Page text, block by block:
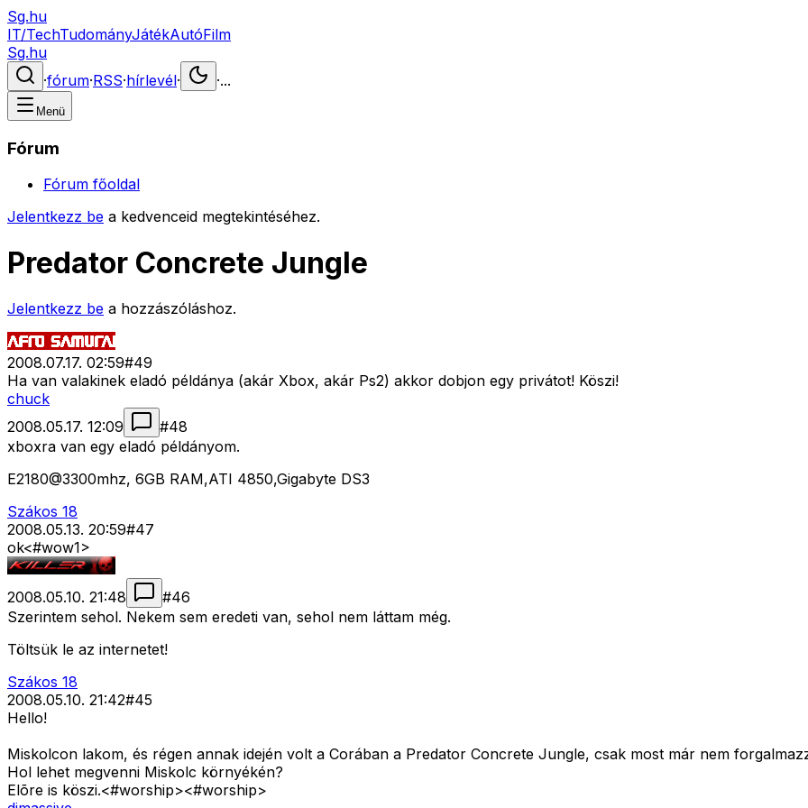
Sg.hu
IT/TechTudományJátékAutóFilm
Sg.hu
·fórum·RSS·hírlevél· ·...
Menü
Fórum
Fórum főoldal
Jelentkezz be a kedvenceid megtekintéséhez.
Predator Concrete Jungle
Jelentkezz be a hozzászóláshoz.
2008.07.17. 02:59#49
Ha van valakinek eladó példánya (akár Xbox, akár Ps2) akkor dobjon egy privátot! Köszi!
chuck
2008.05.17. 12:09
#48
xboxra van egy eladó példányom.
E2180@3300mhz, 6GB RAM,ATI 4850,Gigabyte DS3
Szákos 18
2008.05.13. 20:59#47
ok<#wow1>
2008.05.10. 21:48 #46
Szerintem sehol. Nekem sem eredeti van, sehol nem láttam még.
Töltsük le az internetet!
Szákos 18
2008.05.10. 21:42#45
Hello!
Miskolcon lakom, és régen annak idején volt a Corában a Predator Concrete Jungle, csak most már nem
Hol lehet megvenni Miskolc környékén?
Elõre is köszi.<#worship><#worship>